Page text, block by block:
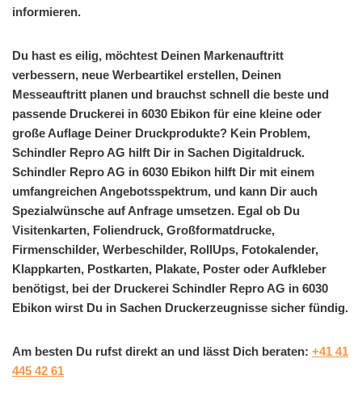
informieren.
Du hast es eilig, möchtest Deinen Markenauftritt
verbessern, neue Werbeartikel erstellen, Deinen
Messeauftritt planen und brauchst schnell die beste und
passende Druckerei in 6030 Ebikon für eine kleine oder
große Auflage Deiner Druckprodukte? Kein Problem,
Schindler Repro AG hilft Dir in Sachen Digitaldruck.
Schindler Repro AG in 6030 Ebikon hilft Dir mit einem
umfangreichen Angebotsspektrum, und kann Dir auch
Spezialwünsche auf Anfrage umsetzen. Egal ob Du
Visitenkarten, Foliendruck, Großformatdrucke,
Firmenschilder, Werbeschilder, RollUps, Fotokalender,
Klappkarten, Postkarten, Plakate, Poster oder Aufkleber
benötigst, bei der Druckerei Schindler Repro AG in 6030
Ebikon wirst Du in Sachen Druckerzeugnisse sicher fündig.
Am besten Du rufst direkt an und lässt Dich beraten: +41 41
445 42 61